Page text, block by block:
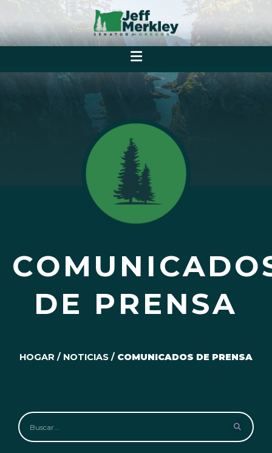
DE PRENSA
HOGAR / NOTICIAS / COMUNICADOS DE PRENSA